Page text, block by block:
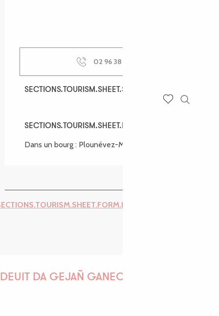
02 96 38 62
SECTIONS.TOURISM.SHEET.SPOKEN_LANGUAGES
SECTIONS.TOURISM.SHEET.SPOKEN_LANGUAGES
SECTIONS.TOURISM.SHEET.ENVIRONMENT
SECTIONS.TOURISM.SHEET.ENVIRONMENT
Dans un bourg : Plounévez-Moëdec
DEUIT DA GEJAÑ GANEOMP !